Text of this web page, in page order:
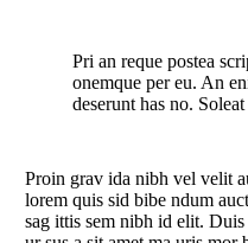
Pri an reque postea
onemque per eu. An
deserunt has no.
Proin grav ida nibh vel velit
lorem quis sid bibe ndum
sag ittis sem nibh id elit.